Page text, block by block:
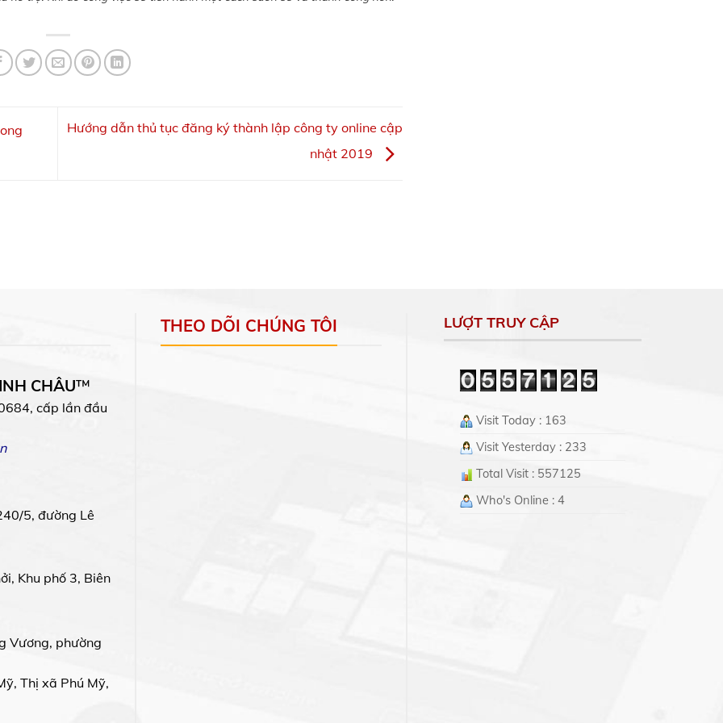
Hướng dẫn thủ tục đăng ký thành lập công ty online cập
nhật 2019
CHÂU™
cấp lần đầu
5, đường Lê
Khu phố 3, Biên
Vương, phường
Thị xã Phú Mỹ,
THEO DÕI CHÚNG TÔI LƯỢT TRUY CẬP
Visit Today : 163
Visit Yesterday : 233
Total Visit : 557125
Who's Online : 4